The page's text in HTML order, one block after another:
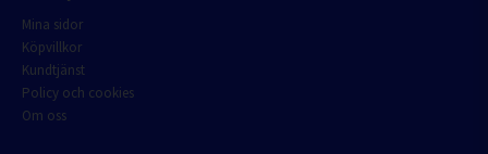
Mina sidor
Köpvillkor
Kundtjänst
Policy och cookies
Om oss